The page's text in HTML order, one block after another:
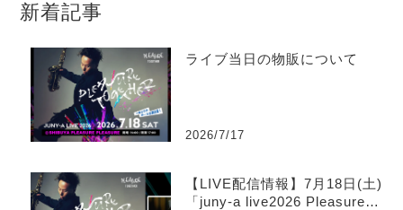
新着記事
ライブ当日の物販について
2026/7/17
【LIVE配信情報】7月18日(土)
「juny-a live2026 Pleasure T